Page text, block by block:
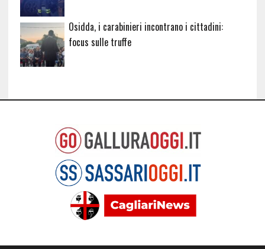
Osidda, i carabinieri incontrano i cittadini:
focus sulle truffe